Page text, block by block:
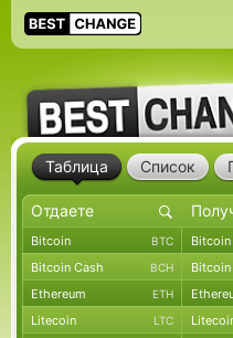
Таблица Список
Bitcoin BTC Bitcoin
Bitcoin Cash BCH Bitcoin
Ethereum ETH
Litecoin LTC